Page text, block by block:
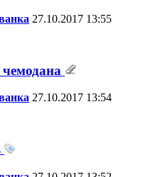
27.10.2017 13:55
27.10.2017 13:54